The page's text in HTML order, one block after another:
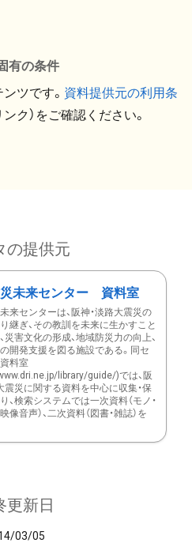
有の条件
ツです。 資料提供元の利用条
ク）をご確認ください。
の提供元
災未来センター 資料室
来センターは、阪神・淡路大震災の
継ぎ、その教訓を未来に生かすこと
災害文化の形成、地域防災力の向上、
開発支援を図る施設である。同セ
料室
library/guide/)では、阪
震災に関する資料を中心に収集・保
、検索システムでは一次資料（モノ・
像音声）、二次資料（図書・雑誌）を
更新日
03/05